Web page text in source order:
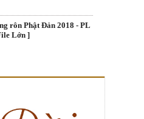
rôn Phật Đản 2018 - PL
Lớn ]